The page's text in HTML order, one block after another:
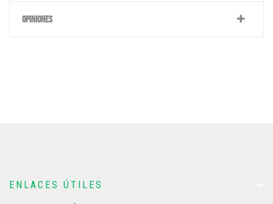
OPINIONES
ENLACES ÚTILES